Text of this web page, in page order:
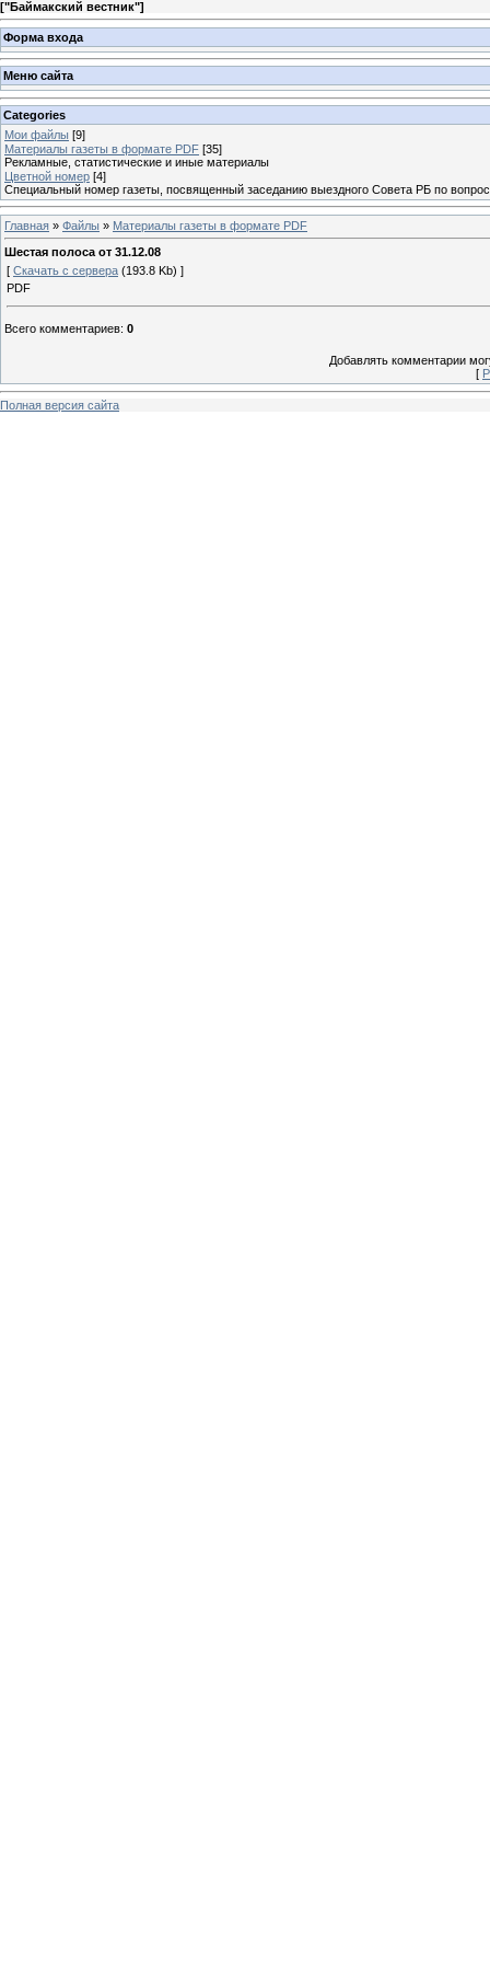
["Баймакский вестник"]
Форма входа
Меню сайта
Categories
Мои файлы [9]
Материалы газеты в формате PDF [35]
Рекламные, статистические и иные материалы
Цветной номер [4]
Специальный номер газеты, посвященный заседанию выездного Совета РБ по
Главная » Файлы » Материалы газеты в формате PDF
Шестая полоса от 31.12.08
[ Скачать с сервера (193.8 Kb) ]
PDF
Всего комментариев: 0
Добавлять комментарии
[
Полная версия сайта